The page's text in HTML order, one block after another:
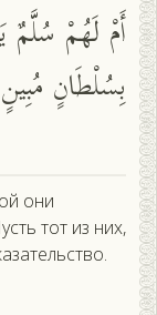
أَمْ لَهُمْ
بِسُلْطَانٍ مُبِينٍ
они
тот из них,